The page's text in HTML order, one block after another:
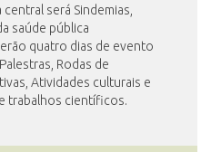
será Sindemias,
saúde pública
quatro dias de evento
Rodas de
Atividades culturais e
trabalhos científicos.